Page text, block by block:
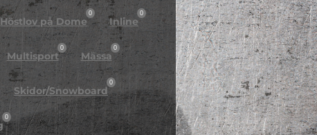
Höstlov på Dome
0
Inline
0
Multisport
0
Mässa
0
Skidor/Snowboard
0
0